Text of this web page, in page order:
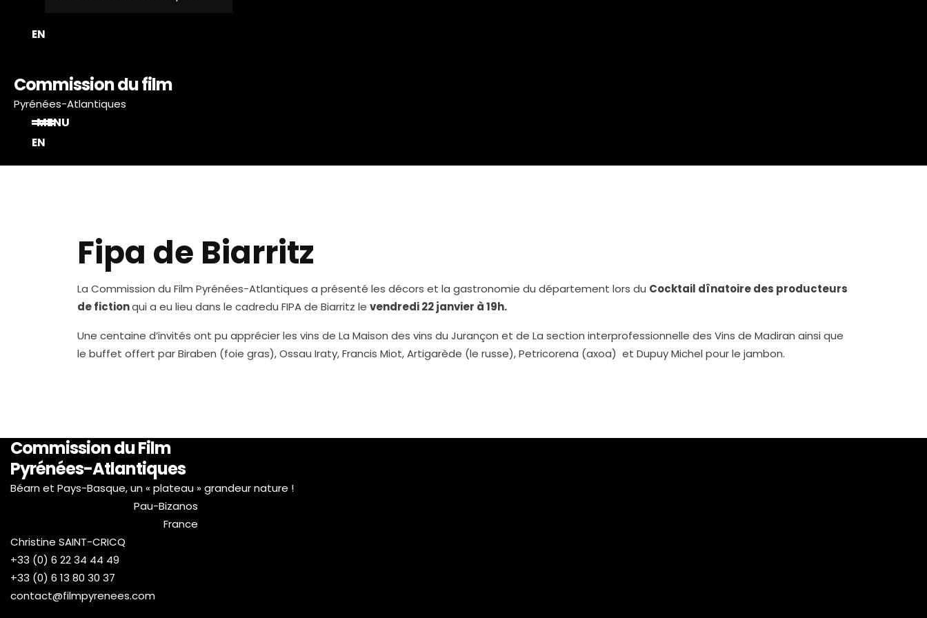
EN
Commission du film
Pyrénées-Atlantiques
MENU
EN
Fipa de Biarritz
La Commission du Film Pyrénées-Atlantiques a présenté les décors et la gastronomie du département lors du Cocktail dînatoire des producteurs
de fictionqui a eu lieu dans le cadredu FIPA de Biarritz le vendredi 22 janvier à 19h.
Une centaine d’invités ont pu apprécier les vins de La Maison des vins du Jurançon et de La section interprofessionnelle des Vins de Madiran ainsi que
le buffet offert par Biraben (foie gras), Ossau Iraty, Francis Miot, Artigarède (le russe), Petricorena (axoa) et Dupuy Michel pour le jambon.
Commission du Film
Pyrénées-Atlantiques
Béarn et Pays-Basque, un « plateau » grandeur nature !
Pau-Bizanos
France
Christine SAINT-CRICQ
+33 (0) 6 22 34 44 49
+33 (0) 6 13 80 30 37
contact@filmpyrenees.com